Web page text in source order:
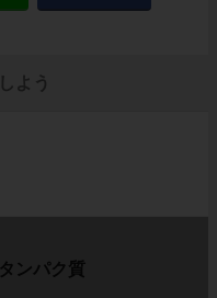
よう
ンパク質